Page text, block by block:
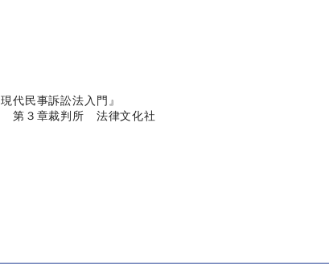
代民事訴訟法入門』
第３章裁判所 法律文化社